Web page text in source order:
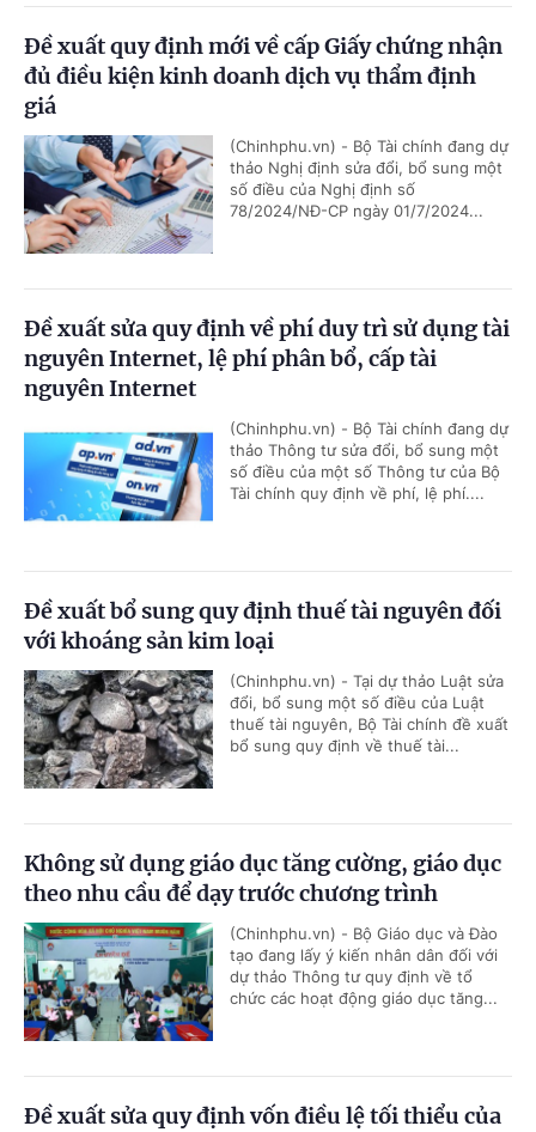
Đề xuất quy định mới về cấp Giấy chứng nhận
đủ điều kiện kinh doanh dịch vụ thẩm định
giá
(Chinhphu.vn) - Bộ Tài chính đang dự
thảo Nghị định sửa đổi, bổ sung một
số điều của Nghị định số
78/2024/NĐ-CP ngày 01/7/2024...
Đề xuất sửa quy định về phí duy trì sử dụng tài
nguyên Internet, lệ phí phân bổ, cấp tài
nguyên Internet
(Chinhphu.vn) - Bộ Tài chính đang dự
thảo Thông tư sửa đổi, bổ sung một
số điều của một số Thông tư của Bộ
Tài chính quy định về phí, lệ phí....
Đề xuất bổ sung quy định thuế tài nguyên đối
với khoáng sản kim loại
(Chinhphu.vn) - Tại dự thảo Luật sửa
đổi, bổ sung một số điều của Luật
thuế tài nguyên, Bộ Tài chính đề xuất
bổ sung quy định về thuế tài...
Không sử dụng giáo dục tăng cường, giáo dục
theo nhu cầu để dạy trước chương trình
(Chinhphu.vn) - Bộ Giáo dục và Đào
tạo đang lấy ý kiến nhân dân đối với
dự thảo Thông tư quy định về tổ
chức các hoạt động giáo dục tăng...
Đề xuất sửa quy định vốn điều lệ tối thiểu của